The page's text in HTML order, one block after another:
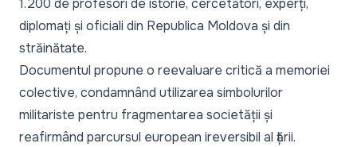
1.200 de profesori de istorie, cercetători, experți,
diplomați și oficiali din Republica Moldova și din
străinătate.
Documentul propune o reevaluare critică a memoriei
colective, condamnând utilizarea simbolurilor
militariste pentru fragmentarea societății și
reafirmând parcursul european ireversibil al țării.